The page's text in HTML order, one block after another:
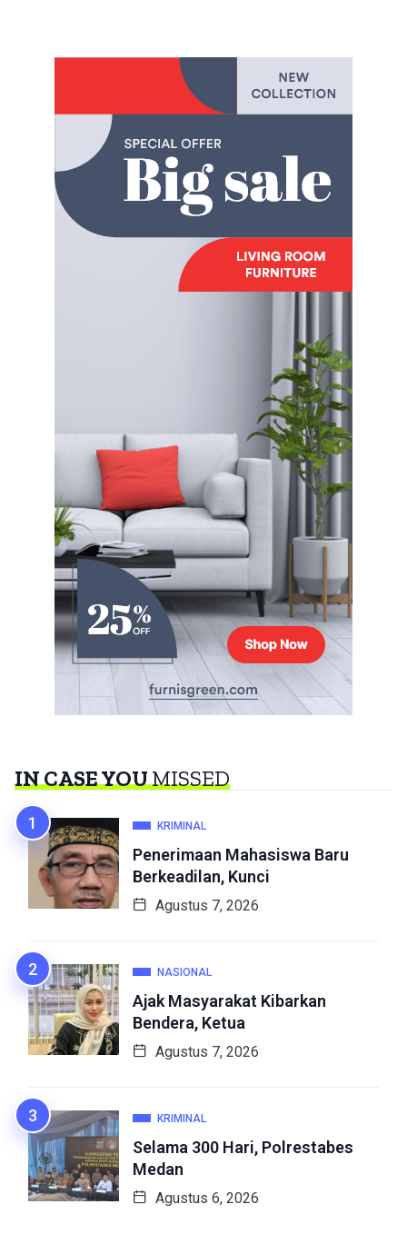
IN CASE YOUMISSED
KRIMINAL
Penerimaan Mahasiswa Baru
Berkeadilan, Kunci
Agustus 7, 2026
NASIONAL
Ajak Masyarakat Kibarkan
Bendera, Ketua
Agustus 7, 2026
KRIMINAL
Selama 300 Hari, Polrestabes
Medan
Agustus 6, 2026